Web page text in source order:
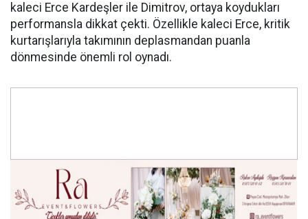
kaleci Erce Kardeşler ile Dimitrov, ortaya koydukları
performansla dikkat çekti. Özellikle kaleci Erce, kritik
kurtarışlarıyla takımının deplasmandan puanla
dönmesinde önemli rol oynadı.